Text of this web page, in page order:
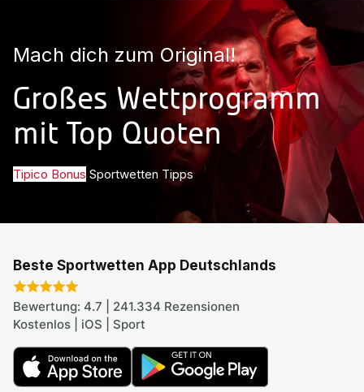
Mach dich zum Original!
Großes Wettprogramm
mit Top Quoten
Tipico Bonus Sportwetten Tipps
Beste Sportwetten App Deutschlands
Bewertung: 4.7 | 241.334 Rezensionen
Kostenlos | iOS | Sport